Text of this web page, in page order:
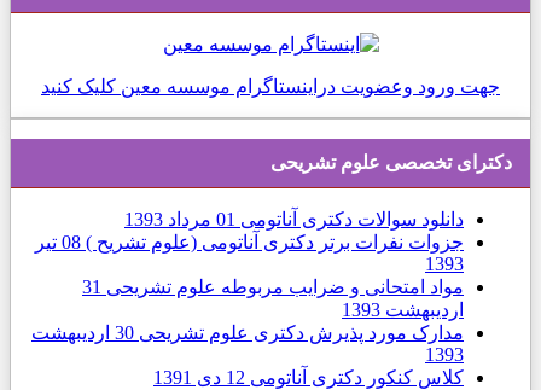
جهت ورود وعضویت دراینستاگرام موسسه معین کلیک کنید
دكترای تخصصی علوم تشریحی
دانلود سوالات دکتری آناتومی 01 مرداد 1393
جزوات نفرات برتر دکتری آناتومی (علوم تشریح )
08 تیر
1393
مواد امتحانی و ضرایب مربوطه علوم تشریحی 31
ارديبهشت 1393
مدارک مورد پذیرش دکتری علوم تشریحی
30 ارديبهشت
1393
کلاس کنکور دکتری آناتومی 12 دی 1391